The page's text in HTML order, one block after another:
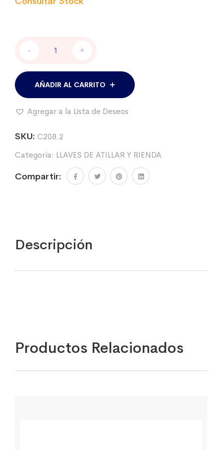
alambrador:Llave+Traba
p/alambre
cantidad
- +
AÑADIR AL CARRITO
Agregar a la Lista de Deseos
SKU: C208.2
Categoría: LLAVES DE ATILLAR Y RIENDA
Compartir:
Descripción
Productos Relacionados